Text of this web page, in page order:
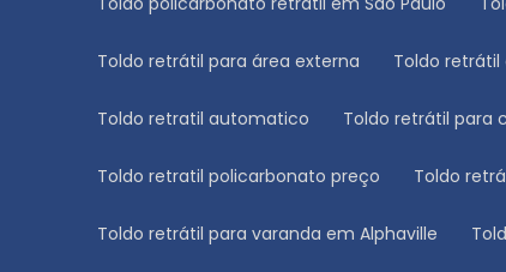
Toldo retrátil para área externa Toldo
Toldo retratil automatico Toldo retrátil para
Toldo retratil policarbonato preço Toldo
Toldo retrátil para varanda em Alphaville